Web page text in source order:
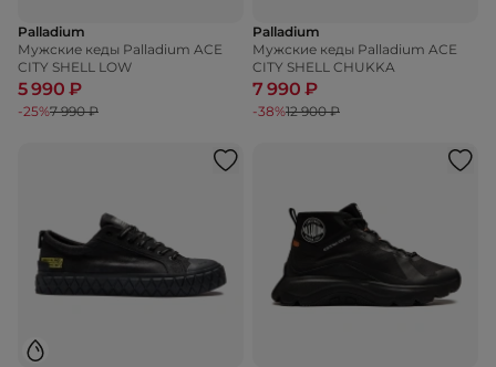
Palladium
Мужские кеды Palladium ACE
CITY SHELL LOW
5 990 ₽
-25%7 990 ₽
Palladium
Мужские кеды Palladium ACE
CITY SHELL CHUKKA
7 990 ₽
-38%12 900 ₽